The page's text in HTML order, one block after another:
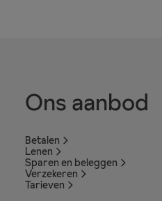
Ons aanbod
Betalen
Lenen
Sparen en beleggen
Verzekeren
Tarieven